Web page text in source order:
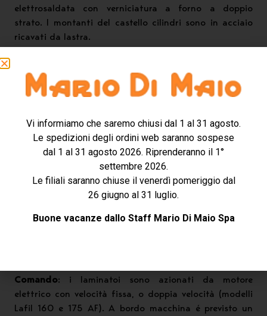
elettrosaldata con verniciatura a forno a doppio
strato. l montanti del castello cilindri sono in acciaio
ricavati da lastra.
Cilindri di laminazione:i cilindri sono realizzati in
superficiale = 61 HRC.
Cuscinetti cilindri: i cuscinetti, montati sui guide
resistenza con lubrificazione automatica forzata a
circuito chiuso con recupero olio.
Regolazione cilindri:la chiusura e apertura dei
cilindri avviene in modo manuale con maniglia di
comando.
Trasmissione ai cilindri:il moto ai cilindri avviene
Riduttore ad ingranaggi:i laminatoi dispongono di
Comando: i laminatoi sono azionati da motore
elettrico con velocità fissa, o doppia velocità (modelli
Lafil 160 e 175 AF). A bordo macchina é previsto un
Vi informiamo che saremo chiusi dal 1 al 31 agosto.
Le spedizioni degli ordini web saranno sospese
dal 1 al 31 agosto 2026. Riprenderanno il 1°
settembre 2026.
Le filiali saranno chiuse il venerdì pomeriggio dal
26 giugno al 31 luglio.
Buone vacanze dallo Staff Mario Di Maio Spa